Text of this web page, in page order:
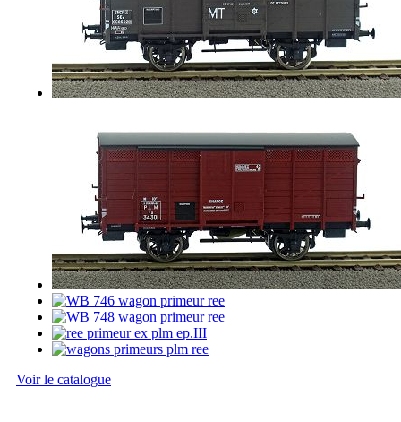
Voir le catalogue